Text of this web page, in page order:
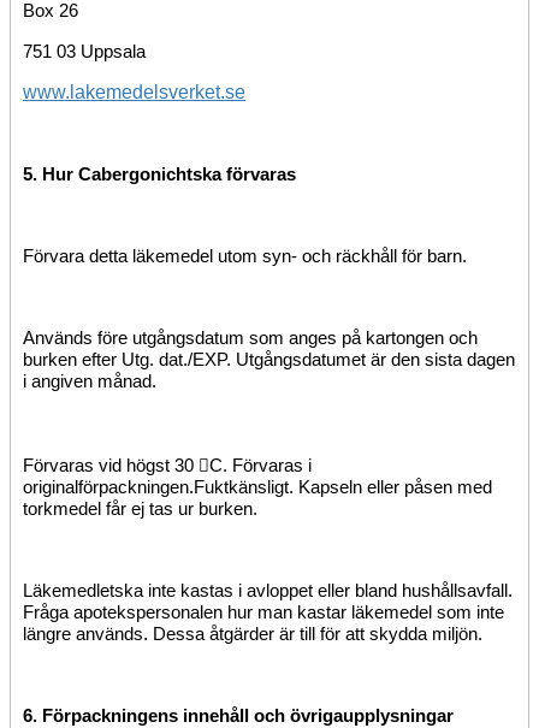
Box 26
751 03 Uppsala
www.lakemedelsverket.se
5. H ur Cabergonichtska förvaras
Förvara detta läkemedel utom syn- och räckhåll för barn.
Används före utgångsdatum som anges på kartongen och
burken efter Utg. dat./EXP. Utgångsdatumet är den sista dagen
i angiven månad.
Förvaras vid högst 30 C. Förvaras i
originalförpackningen.Fuktkänsligt. Kapseln eller påsen med
torkmedel får ej tas ur burken.
Läkemedletska inte kastas i avloppet eller bland hushållsavfall.
Fråga apotekspersonalen hur man kastar läkemedel som inte
längre används. Dessa åtgärder är till för att skydda miljön.
6. Förpackningens innehåll och övrigaupplysningar